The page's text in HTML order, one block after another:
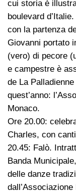
cui storia è
boulevard
con la partenza
Giovanni portato
(vero) di pecore
e campestre è
de La
quest’anno:
Monaco.
Ore 20.00:
Charles, con
20.45: Falò.
Banda
delle danze